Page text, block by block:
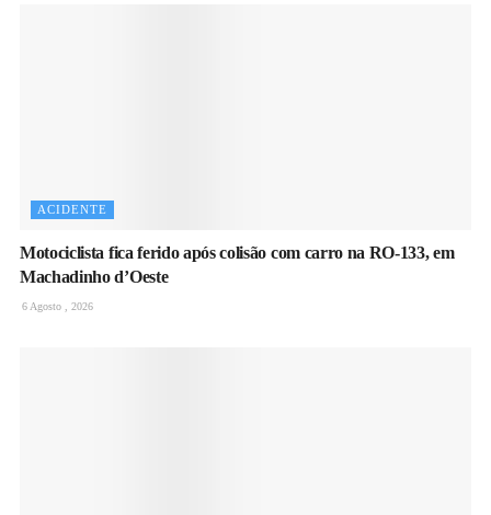
ACIDENTE
Motociclista fica ferido após colisão com carro na RO-133, em
Machadinho d’Oeste
6 Agosto , 2026